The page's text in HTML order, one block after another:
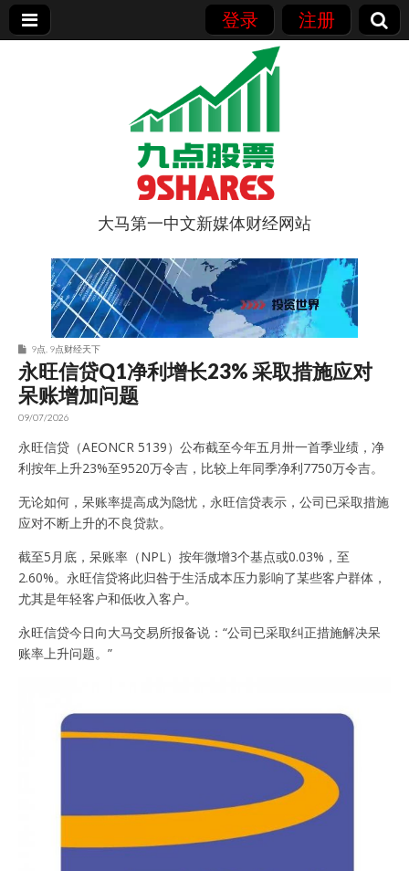
登录 注册
9点股票
大马第一中文新媒体财经网站
9点 9点财经天下
永旺信贷Q1净利增长23% 采取措施应对
呆账增加问题
09/07/2026
永旺信贷（AEONCR 5139）公布截至今年五月卅一首季业绩，净
利按年上升23%至9520万令吉，比较上年同季净利7750万令吉。
无论如何，呆账率提高成为隐忧，永旺信贷表示，公司已采取措施
应对不断上升的不良贷款。
截至5月底，呆账率（NPL）按年微增3个基点或0.03%，至
2.60%。永旺信贷将此归咎于生活成本压力影响了某些客户群体，
尤其是年轻客户和低收入客户。
永旺信贷今日向大马交易所报备说：“公司已采取纠正措施解决呆
账率上升问题。”